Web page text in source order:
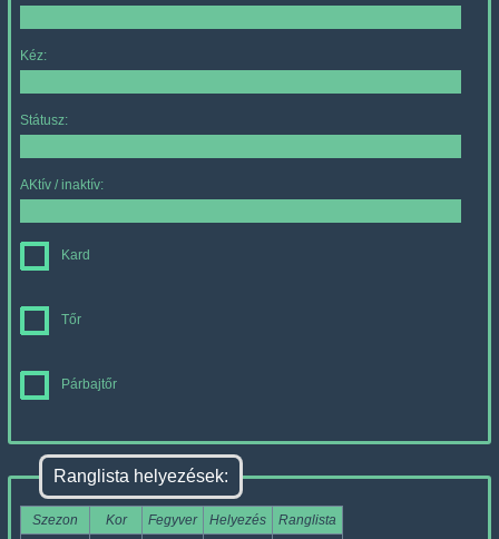
Kéz:
Státusz:
AKtív / inaktív:
Kard
Tőr
Párbajtőr
Ranglista helyezések:
Szezon Kor Fegyver Helyezés Ranglista